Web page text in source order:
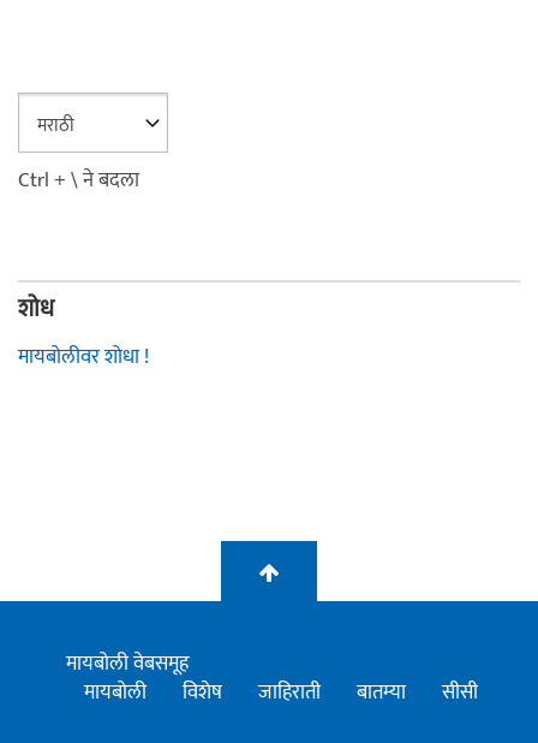
Ctrl + \ ने बदला
शोध
मायबोलीवर शोधा !
मायबोली वेबसमूह
मायबोली
विशेष जाहिराती बातम्या सीसी